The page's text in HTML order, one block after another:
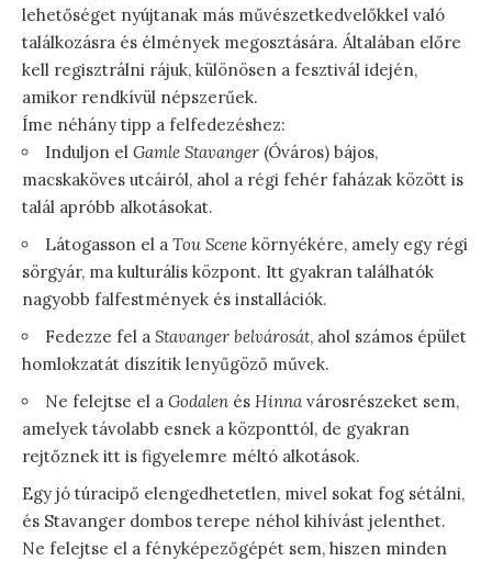
lehetőséget nyújtanak más művészetkedvelőkkel való
találkozásra és élmények megosztására. Általában előre
kell regisztrálni rájuk, különösen a fesztivál idején,
amikor rendkívül népszerűek.
Íme néhány tipp a felfedezéshez:
Induljon el Gamle Stavanger (Óváros) bájos,
macskaköves utcáiról, ahol a régi fehér faházak között is
talál apróbb alkotásokat.
Látogasson el a Tou Scene környékére, amely egy régi
sörgyár, ma kulturális központ. Itt gyakran találhatók
nagyobb falfestmények és installációk.
Fedezze fel a Stavanger belvárosát, ahol számos épület
homlokzatát díszítik lenyűgöző művek.
Ne felejtse el a Godalen és Hinna városrészeket sem,
amelyek távolabb esnek a központtól, de gyakran
rejtőznek itt is figyelemre méltó alkotások.
Egy jó túracipő elengedhetetlen, mivel sokat fog sétálni,
és Stavanger dombos terepe néhol kihívást jelenthet.
Ne felejtse el a fényképezőgépét sem, hiszen minden